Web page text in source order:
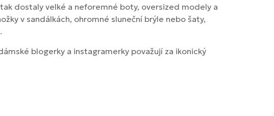
dostaly velké a neforemné boty, oversized modely a
v sandálkách, ohromné sluneční brýle nebo šaty,
blogerky a instagramerky považují za ikonický